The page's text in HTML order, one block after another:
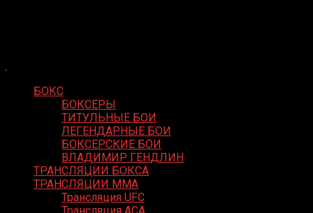
БОКС
БОКСЕРЫ
ТИТУЛЬНЫЕ БОИ
ЛЕГЕНДАРНЫЕ БОИ
БОКСЕРСКИЕ БОИ
ВЛАДИМИР ГЕНДЛИН
ТРАНСЛЯЦИИ БОКСА
ТРАНСЛЯЦИИ MMA
Трансляция UFC